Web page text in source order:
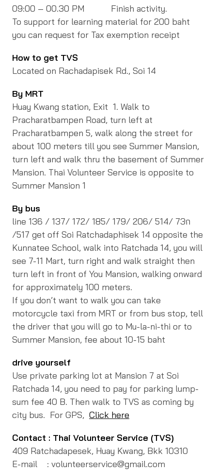
09:00 – 00.30 PM Finish activity.
To support for learning material for 200 baht
you can request for Tax exemption receipt
How to get TVS
Located on Rachadapisek Rd., Soi 14
By MRT
Huay Kwang station, Exit 1. Walk to
Pracharatbampen Road, turn left at
Pracharatbampen 5, walk along the street for
about 100 meters till you see Summer Mansion,
turn left and walk thru the basement of Summer
Mansion. Thai Volunteer Service is opposite to
Summer Mansion 1
By bus
line 136 / 137/ 172/ 185/ 179/ 206/ 514/ 73ก
/517 get off Soi Ratchadaphisek 14 opposite the
Kunnatee School, walk into Ratchada 14, you will
see 7-11 Mart, turn right and walk straight then
turn left in front of You Mansion, walking onward
for approximately 100 meters.
If you don’t want to walk you can take
motorcycle taxi from MRT or from bus stop, tell
the driver that you will go to Mu-la-ni-thi or to
Summer Mansion, fee about 10-15 baht
drive yourself
Use private parking lot at Mansion 7 at Soi
Ratchada 14, you need to pay for parking lump-
sum fee 40 B. Then walk to TVS as coming by
city bus. For GPS, Click here
Contact : Thai Volunteer Service (TVS)
409 Ratchadapesek, Huay Kwang, Bkk 10310
E-mail : volunteerservice@gmail.com